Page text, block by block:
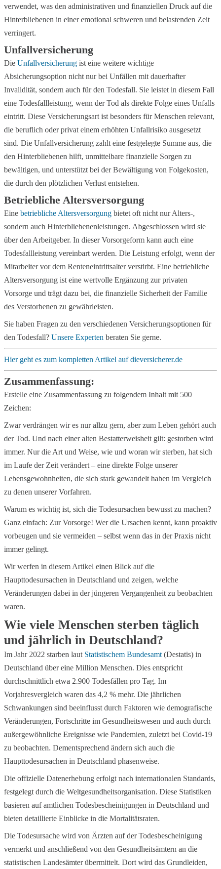
verwendet, was den administrativen und finanziellen Druck auf die
Hinterbliebenen in einer emotional schweren und belastenden Zeit
verringert.
Unfallversicherung
Die Unfallversicherung ist eine weitere wichtige
Absicherungsoption nicht nur bei Unfällen mit dauerhafter
Invalidität, sondern auch für den Todesfall. Sie leistet in diesem Fall
eine Todesfallleistung, wenn der Tod als direkte Folge eines Unfalls
eintritt. Diese Versicherungsart ist besonders für Menschen relevant,
die beruflich oder privat einem erhöhten Unfallrisiko ausgesetzt
sind. Die Unfallversicherung zahlt eine festgelegte Summe aus, die
den Hinterbliebenen hilft, unmittelbare finanzielle Sorgen zu
bewältigen, und unterstützt bei der Bewältigung von Folgekosten,
die durch den plötzlichen Verlust entstehen.
Betriebliche Altersversorgung
Eine betriebliche Altersversorgung bietet oft nicht nur Alters-,
sondern auch Hinterbliebenenleistungen. Abgeschlossen wird sie
über den Arbeitgeber. In dieser Vorsorgeform kann auch eine
Todesfallleistung vereinbart werden. Die Leistung erfolgt, wenn der
Mitarbeiter vor dem Renteneintrittsalter verstirbt. Eine betriebliche
Altersversorgung ist eine wertvolle Ergänzung zur privaten
Vorsorge und trägt dazu bei, die finanzielle Sicherheit der Familie
des Verstorbenen zu gewährleisten.
Sie haben Fragen zu den verschiedenen Versicherungsoptionen für
den Todesfall? Unsere Experten beraten Sie gerne.
Hier geht es zum kompletten Artikel auf dieversicherer.de
Zusammenfassung:
Erstelle eine Zusammenfassung zu folgendem Inhalt mit 500
Zeichen:
Zwar verdrängen wir es nur allzu gern, aber zum Leben gehört auch
der Tod. Und nach einer alten Bestatterweisheit gilt: gestorben wird
immer. Nur die Art und Weise, wie und woran wir sterben, hat sich
im Laufe der Zeit verändert – eine direkte Folge unserer
Lebensgewohnheiten, die sich stark gewandelt haben im Vergleich
zu denen unserer Vorfahren.
Warum es wichtig ist, sich die Todesursachen bewusst zu machen?
Ganz einfach: Zur Vorsorge! Wer die Ursachen kennt, kann proaktiv
vorbeugen und sie vermeiden – selbst wenn das in der Praxis nicht
immer gelingt.
Wir werfen in diesem Artikel einen Blick auf die
Haupttodesursachen in Deutschland und zeigen, welche
Veränderungen dabei in der jüngeren Vergangenheit zu beobachten
waren.
Wie viele Menschen sterben täglich
und jährlich in Deutschland?
Im Jahr 2022 starben laut Statistischem Bundesamt (Destatis) in
Deutschland über eine Million Menschen. Dies entspricht
durchschnittlich etwa 2.900 Todesfällen pro Tag. Im
Vorjahresvergleich waren das 4,2 % mehr. Die jährlichen
Schwankungen sind beeinflusst durch Faktoren wie demografische
Veränderungen, Fortschritte im Gesundheitswesen und auch durch
außergewöhnliche Ereignisse wie Pandemien, zuletzt bei Covid-19
zu beobachten. Dementsprechend ändern sich auch die
Haupttodesursachen in Deutschland phasenweise.
Die offizielle Datenerhebung erfolgt nach internationalen Standards,
festgelegt durch die Weltgesundheitsorganisation. Diese Statistiken
basieren auf amtlichen Todesbescheinigungen in Deutschland und
bieten detaillierte Einblicke in die Mortalitätsraten.
Die Todesursache wird von Ärzten auf der Todesbescheinigung
vermerkt und anschließend von den Gesundheitsämtern an die
statistischen Landesämter übermittelt. Dort wird das Grundleiden,